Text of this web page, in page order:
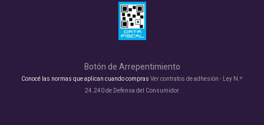
Botón de Arrepentimiento
Conocé las normas que aplican cuando compras Ver contratos de adhesión - Ley N.º
24.240 de Defensa del Consumidor